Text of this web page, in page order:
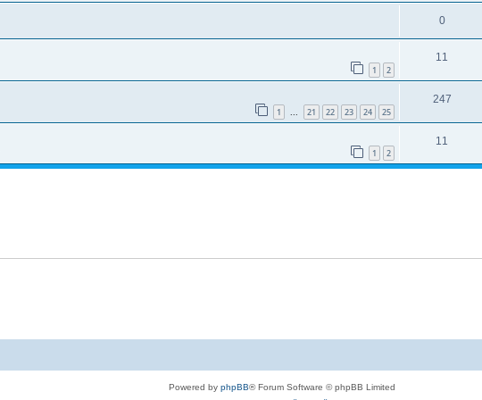
0
1 2
11
1 ... 21 22 23 24 25
247
1 2
11
Powered by phpBB® Forum Software © phpBB Limited